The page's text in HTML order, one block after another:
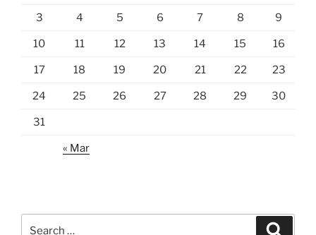
3 4 5 6 7 8 9
10 11 12 13 14 15 16
17 18 19 20 21 22 23
24 25 26 27 28 29 30
31
« Mar